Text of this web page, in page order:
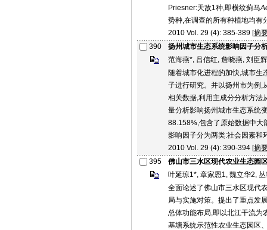
Priesner:天敌1种,即横纹蓟马
势种,在调查的所有种植地均有
2010 Vol. 29 (4): 385-389 [摘
390
扬州城市生态系统影响因子分
范海燕*, 吕信红, 詹晓燕, 刘臣辉
随着城市化进程的加快,城市生
子进行研究。并以扬州市为例,
相关数据,利用主成分分析方法
量分析影响扬州城市生态系统
88.158%,包含了原始数据中大
影响因子分为两类:社会因素和
2010 Vol. 29 (4): 390-394 [摘
395
佛山市三水区现代农业生态园
叶延琼1*, 章家恩1, 魏立华2,
全面论述了佛山市三水区现代
局与实施对策。提出了重点发
总体功能布局,即以北江干流
基塘系统示范性农业生态园区